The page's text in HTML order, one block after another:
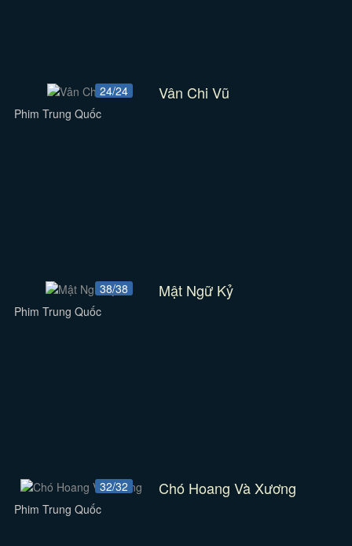
24/24 Vân Chi Vũ
Phim Trung Quốc
38/38 Mật Ngữ Kỷ
Phim Trung Quốc
32/32 Chó Hoang Và Xương
Phim Trung Quốc